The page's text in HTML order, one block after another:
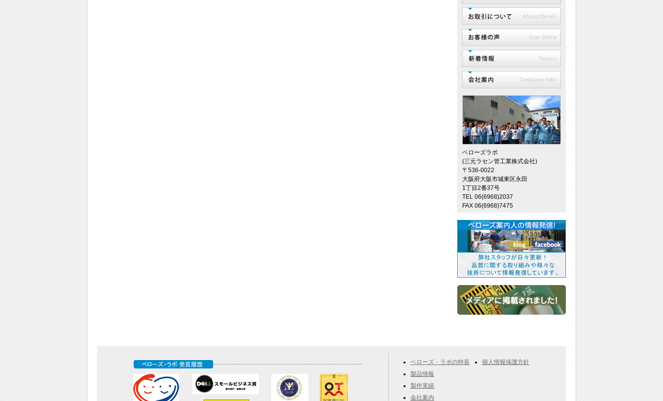
ベローズラボ
(三元ラセン管工業株式会社)
〒536-0022
大阪府大阪市城東区永田
1丁目2番37号
TEL 06(6968)2037
FAX 06(6968)7475
ベローズ・ラボの特長
製品情報
製作実績
会社案内
個人情報保護方針